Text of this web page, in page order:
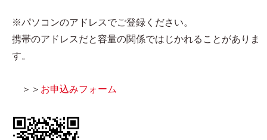
※パソコンのアドレスでご登録ください。
携帯のアドレスだと容量の関係ではじかれることがありま
す。
＞＞ お申込みフォーム